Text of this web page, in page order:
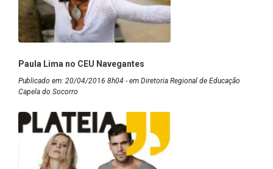
Paula Lima no CEU Navegantes
Publicado em: 20/04/2016 8h04 - em Diretoria Regional de Educação
Capela do Socorro